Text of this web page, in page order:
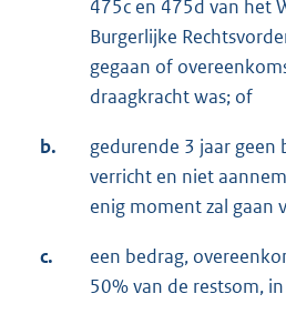
475c en 475d van het
Burgerlijke
gegaan of
draagkracht was; of
b.
gedurende 3 jaar
verricht en niet
enig moment zal gaan
c.
een bedrag,
50% van de restsom,